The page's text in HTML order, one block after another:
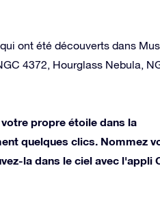
ont été découverts dans
4372, Hourglass Nebula,
propre étoile dans la
quelques clics. Nommez
la dans le ciel avec l'appli